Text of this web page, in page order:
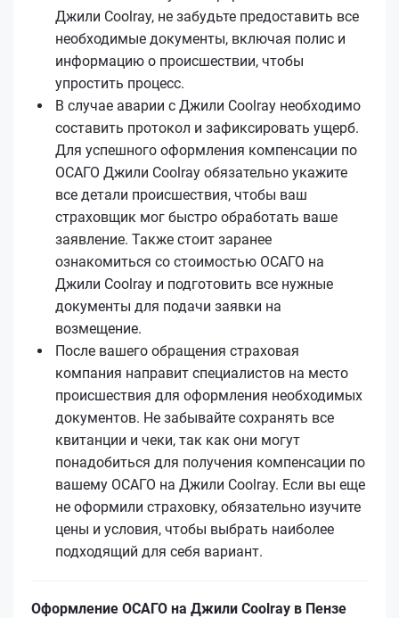
Джили Coolray, не забудьте предоставить все
необходимые документы, включая полис и
информацию о происшествии, чтобы
упростить процесс.
В случае аварии с Джили Coolray необходимо
составить протокол и зафиксировать ущерб.
Для успешного оформления компенсации по
ОСАГО Джили Coolray обязательно укажите
все детали происшествия, чтобы ваш
страховщик мог быстро обработать ваше
заявление. Также стоит заранее
ознакомиться со стоимостью ОСАГО на
Джили Coolray и подготовить все нужные
документы для подачи заявки на
возмещение.
После вашего обращения страховая
компания направит специалистов на место
происшествия для оформления необходимых
документов. Не забывайте сохранять все
квитанции и чеки, так как они могут
понадобиться для получения компенсации по
вашему ОСАГО на Джили Coolray. Если вы еще
не оформили страховку, обязательно изучите
цены и условия, чтобы выбрать наиболее
подходящий для себя вариант.
Оформление ОСАГО на Джили Coolray в Пензе